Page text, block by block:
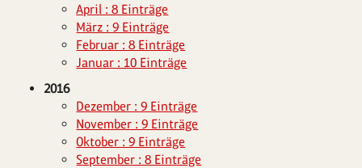
April : 8 Einträge
März : 9 Einträge
Februar : 8 Einträge
Januar : 10 Einträge
2016
Dezember : 9 Einträge
November : 9 Einträge
Oktober : 9 Einträge
September : 8 Einträge